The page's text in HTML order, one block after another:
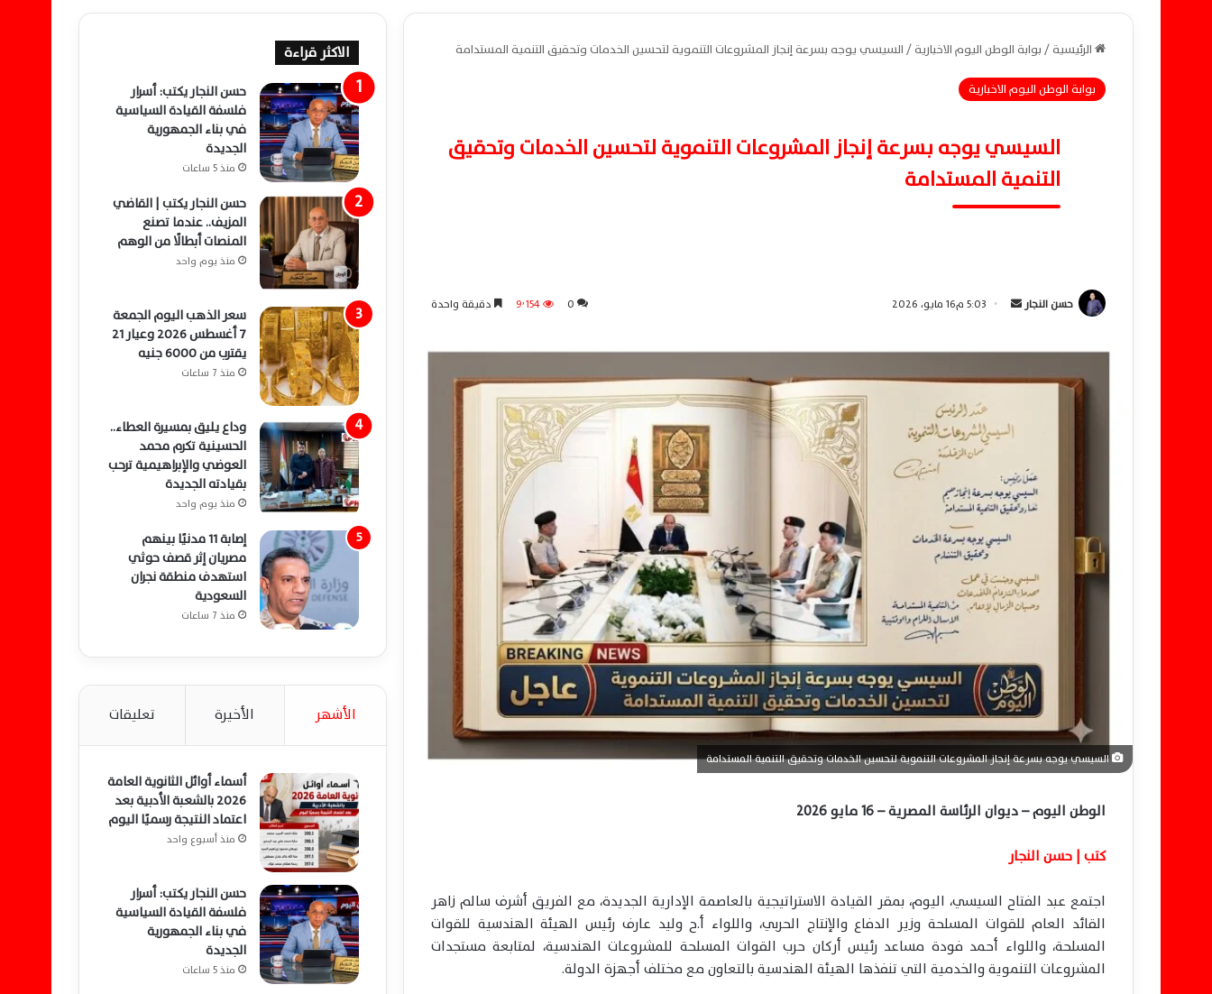
الرئيسية/بوابة الوطن اليوم الاخبارية/السيسي يوجه بسرعة إنجاز المشروعات التنموية لتحسين الخدمات وتحقيق التنمية المستدامة
بوابة الوطن اليوم الاخبارية
السيسي يوجه بسرعة إنجاز المشروعات التنموية لتحسين الخدمات وتحقيق
التنمية المستدامة
حسن النجار
س
ي
ا
إ
ل
ك
ر
و
ا
5:03 م16 مايو، 2026 0 9٬154 دقيقة واحدة
السيسي يوجه بسرعة إنجاز المشروعات التنموية لتحسين الخدمات وتحقيق التنمية المستدامة
الوطن اليوم – ديوان الرئاسة المصرية – 16 مايو 2026
كتب | حسن النجار
اجتمع عبد الفتاح السيسي، اليوم، بمقر القيادة الاستراتيجية بالعاصمة الإدارية الجديدة، مع الفريق أشرف سالم زاهر
القائد العام للقوات المسلحة وزير الدفاع والإنتاج الحربي، واللواء أ.ح وليد عارف رئيس الهيئة الهندسية للقوات
المسلحة، واللواء أحمد فودة مساعد رئيس أركان حرب القوات المسلحة للمشروعات الهندسية، لمتابعة مستجدات
المشروعات التنموية والخدمية التي تنفذها الهيئة الهندسية بالتعاون مع مختلف أجهزة الدولة.
الاكثر قراءة
حسن النجار يكتب: أسرار
فلسفة القيادة السياسية
في بناء الجمهورية
الجديدة
منذ 5 ساعات
حسن النجار يكتب | القاضي
المزيف.. عندما تصنع
المنصات أبطالًا من الوهم
منذ يوم واحد
سعر الذهب اليوم الجمعة
7 أغسطس 2026 وعيار 21
يقترب من 6000 جنيه
منذ 7 ساعات
وداع يليق بمسيرة العطاء..
الحسينية تكرم محمد
العوضي والإبراهيمية ترحب
بقيادته الجديدة
منذ يوم واحد
إصابة 11 مدنيًا بينهم
مصريان إثر قصف حوثي
استهدف منطقة نجران
السعودية
منذ 7 ساعات
الأشهر الأخيرة تعليقات
أسماء أوائل الثانوية العامة
2026 بالشعبة الأدبية بعد
اعتماد النتيجة رسميًا اليوم
منذ أسبوع واحد
حسن النجار يكتب: أسرار
فلسفة القيادة السياسية
في بناء الجمهورية
الجديدة
منذ 5 ساعات